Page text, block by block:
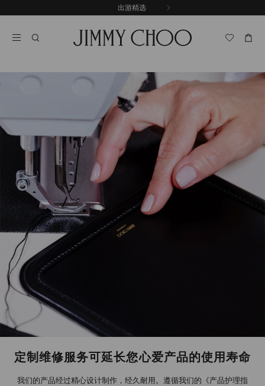
至
出游精选
换
定制维修服务可延长您心爱产品的使用寿命
我们的产品经过精心设计制作，经久耐用。遵循我们的《产品护理指